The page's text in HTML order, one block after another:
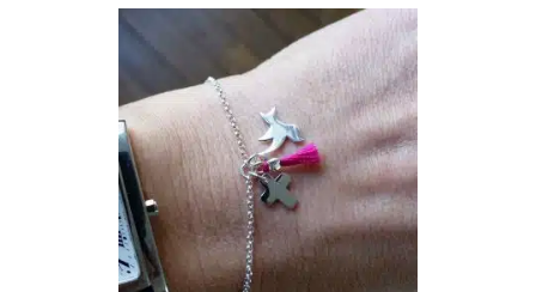
44,00 €
à
49,00 €
Ce
produit
a
plusieurs
variations.
Les
options
peuvent
être
choisies